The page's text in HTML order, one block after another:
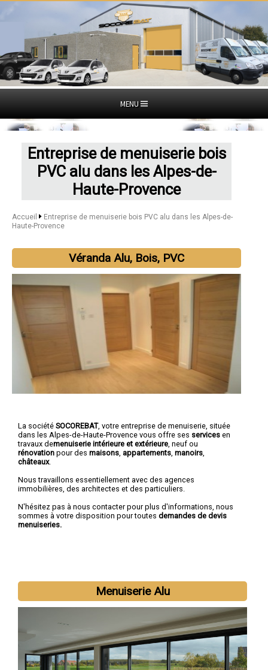
MENU
Entreprise de menuiserie bois
PVC alu dans les Alpes-de-
Haute-Provence
Accueil
Entreprise de menuiserie bois PVC alu dans les Alpes-de-
Haute-Provence
Véranda Alu, Bois, PVC
La société SOCOREBAT, votre entreprise de menuiserie , située
dans les Alpes-de-Haute-Provence vous offre ses services en
travaux demenuiserie intérieure et extérieure , neuf ou
rénovation pour des maisons appartements manoirs
châteaux.
Nous travaillons essentiellement avec des agences
immobilières, des architectes et des particuliers.
N'hésitez pas à nous contacter pour plus d'informations, nous
sommes à votre disposition pour toutes demandes de devis
menuiseries.
Menuiserie Alu